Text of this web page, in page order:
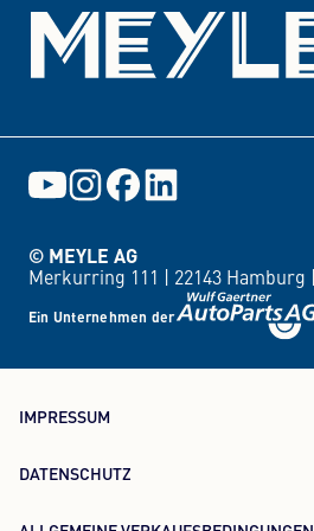
© MEYLE AG
Merkurring 111 | 22143 Hamburg |
Ein Unternehmen der
IMPRESSUM
DATENSCHUTZ